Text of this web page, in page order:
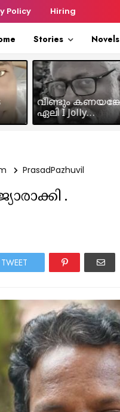
Policy Hiring
Stories Novels
MK
വീണ്ടും
ഏലി I Jolly
Chakramakkil
PrasadPazhuvil
.
TWEET